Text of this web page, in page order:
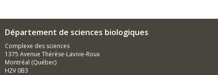
Département de sciences biologiques
Complexe des sciences
1375 Avenue Thérèse-Lavoie-Roux
Montréal (Québec)
H2V 0B3